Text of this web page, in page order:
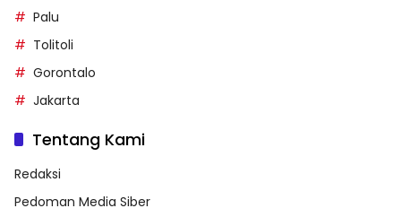
Palu
Tolitoli
Gorontalo
Jakarta
Tentang Kami
Redaksi
Pedoman Media Siber